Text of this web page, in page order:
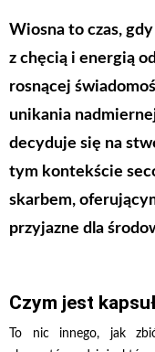
Wiosna to czas,
z chęcią i energią
rosnącej
unikania
decyduje się na
tym kontekście
skarbem,
przyjazne dla
Czym jest
To nic innego, jak